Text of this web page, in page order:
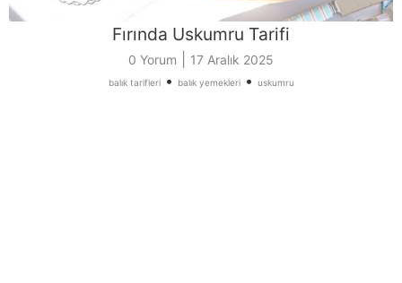
Fırında Uskumru Tarifi
0 Yorum 17 Aralık 2025
balık tarifleri• balık yemekleri• uskumru